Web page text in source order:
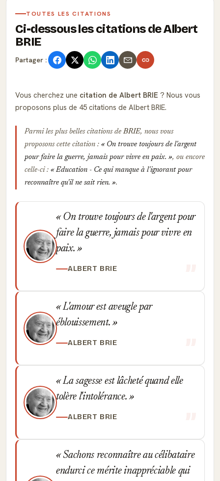
TOUTES LES CITATIONS
Ci-dessous les citations de Albert
BRIE
Partager :
Vous cherchez une citation de Albert BRIE ? Nous vous
proposons plus de 45 citations de Albert BRIE.
Parmi les plus belles citations deBRIE, nous vous
proposons cette citation :
On trouve toujours de l'argent
pour faire la guerre, jamais pour vivre en paix.
, ou encore
celle-ci :
Education - Ce qui manque à l'ignorant pour
reconnaître qu'il ne sait rien.
.
On trouve toujours de l'argent pour
faire la guerre, jamais pour vivre en
paix.
ALBERT BRIE
L'amour est aveugle par
éblouissement.
ALBERT BRIE
La sagesse est lâcheté quand elle
tolère l'intolérance.
ALBERT BRIE
Sachons reconnaître au célibataire
endurci ce mérite inappréciable qui